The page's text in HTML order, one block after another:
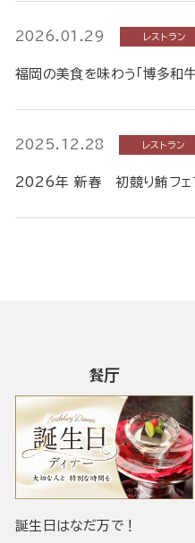
2026.01.29 レストラン
福岡の美食を味わう「博多和
2025.12.28 レストラン
2026年 新春 初競り鮪フェ
餐厅
誕生日はなだ万で！